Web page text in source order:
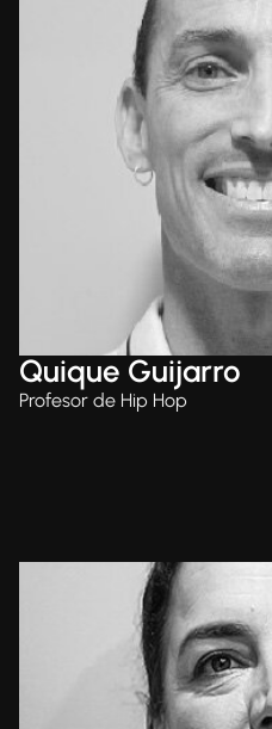
Quique Guijarro
Profesor de Hip Hop